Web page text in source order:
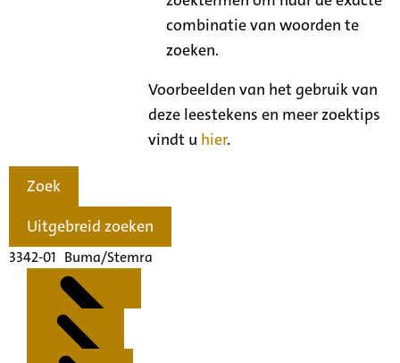
combinatie van woorden te
zoeken.
Voorbeelden van het gebruik van
deze leestekens en meer zoektips
vindt u hier.
Zoek
Uitgebreid zoeken
3342-01 Buma/Stemra